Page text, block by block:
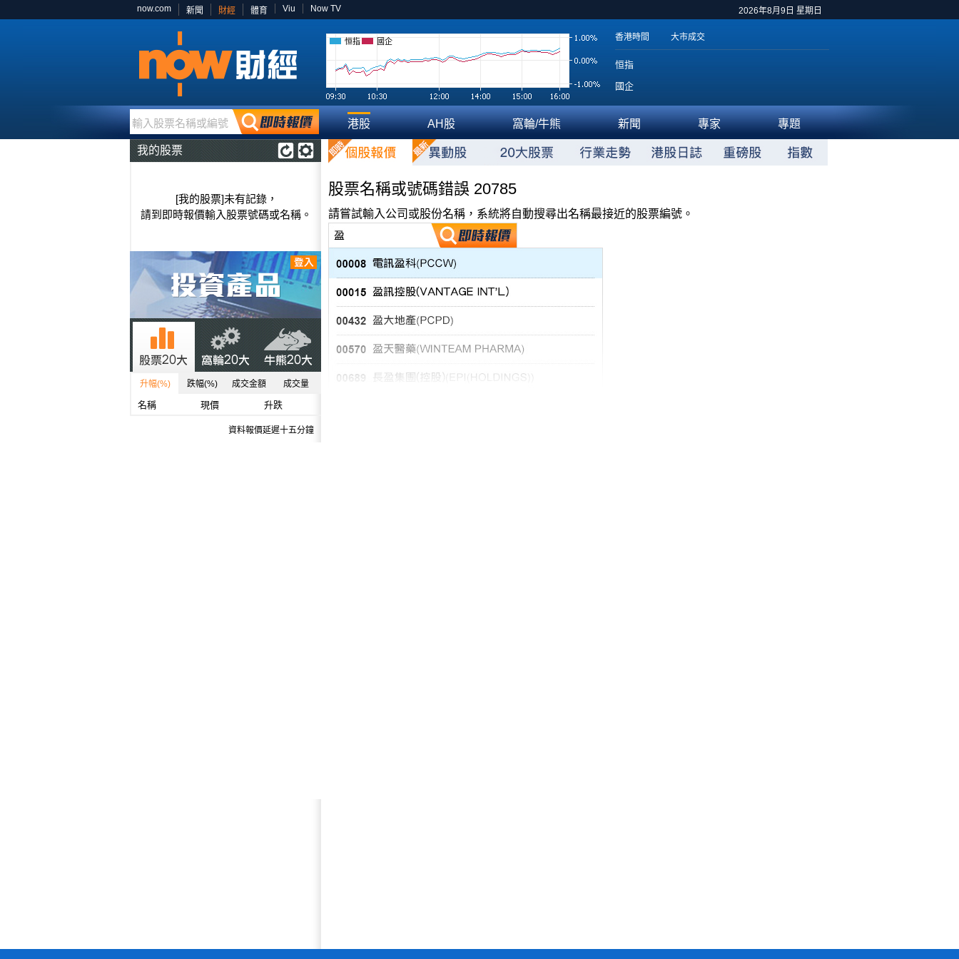
2026年8月9日 星期日
now.com 新聞 財經 體育 Viu Now TV
恒指 國企 香港時間 大市成交
恒指
國企
輸入股票名稱或編號 港股 AH股 窩輪/牛熊 新聞 專家 專題
我的股票
[我的股票]未有記錄，
請到即時報價輸入股票號碼或名稱。
升幅(%) 跌幅(%) 成交金額 成交量
名稱 現價 升跌
資料報價延遲十五分鐘
股票名稱或號碼錯誤 20785
請嘗試輸入公司或股份名稱，系統將自動搜尋出名稱最接近的股票編號。